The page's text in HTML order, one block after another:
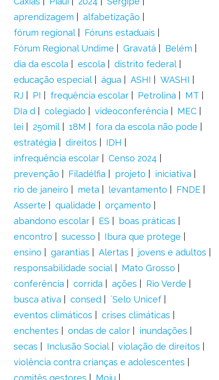
aprendizagem
alfabetização
fórum regional
Fóruns estaduais
Fórum Regional Undime
Gravatá
Belém
dia da escola
escola
distrito federal
educação especial
água ASHI
WASHI
RJ
PI frequência escolar Petrolina
MT
DIa d
colegiado videoconferência
MEC
lei
250mil 18M
fora da escola não pode
estratégia
direitos
IDH
infrequência escolar
Censo 2024
prevenção
Filadélfia projeto
iniciativa
rio de janeiro
meta levantamento
FNDE
Asserte
qualidade
orçamento
abandono escolar
ES
boas práticas
encontro
sucesso
Ibura que protege
ensino
garantias Alertas
jovens e adultos
responsabilidade social
Mato Grosso
conferência
corrida ações
Rio Verde
busca ativa
consed
´Selo Unicef
eventos climáticos
crises climáticas
enchentes
ondas de calor
inundações
secas
Inclusão Social
violação de direitos
violência contra crianças e adolescentes
comitês gestores
Moju